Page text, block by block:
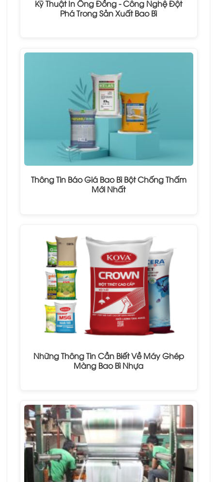
Kỹ Thuật In Ống Đồng - Công Nghệ Đột
Phá Trong Sản Xuất Bao Bì
Thông Tin Báo Giá Bao Bì Bột Chống Thấm
Mới Nhất
Những Thông Tin Cần Biết Về Máy Ghép
Màng Bao Bì Nhựa